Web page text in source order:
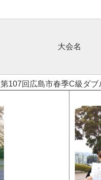
大会名
第107回広島市春季C級ダブ